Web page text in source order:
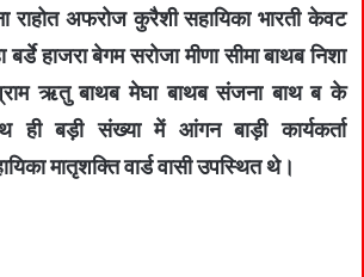
राहोत अफरोज कुरैशी सहायिका भारती केवट
बर्डे हाजरा बेगम सरोजा मीणा सीमा बाथब निशा
ऋतु बाथब मेघा बाथब संजना बाथ ब के
ही बड़ी संख्या में आंगन बाड़ी कार्यकर्ता
मातृशक्ति वार्ड वासी उपस्थित थे।